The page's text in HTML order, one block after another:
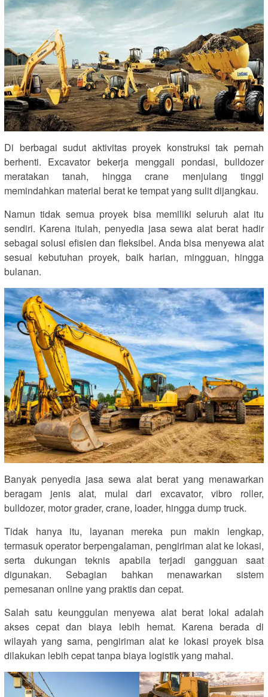
Di berbagai sudut aktivitas proyek konstruksi tak pernah
berhenti. Excavator bekerja menggali pondasi, bulldozer
meratakan tanah, hingga crane menjulang tinggi
memindahkan material berat ke tempat yang sulit dijangkau.
Namun tidak semua proyek bisa memiliki seluruh alat itu
sendiri. Karena itulah, penyedia jasa sewa alat berat hadir
sebagai solusi efisien dan fleksibel. Anda bisa menyewa alat
sesuai kebutuhan proyek, baik harian, mingguan, hingga
bulanan.
Banyak penyedia jasa sewa alat berat yang menawarkan
beragam jenis alat, mulai dari excavator, vibro roller,
bulldozer, motor grader, crane, loader, hingga dump truck.
Tidak hanya itu, layanan mereka pun makin lengkap,
termasuk operator berpengalaman, pengiriman alat ke lokasi,
serta dukungan teknis apabila terjadi gangguan saat
digunakan. Sebagian bahkan menawarkan sistem
pemesanan online yang praktis dan cepat.
Salah satu keunggulan menyewa alat berat lokal adalah
akses cepat dan biaya lebih hemat. Karena berada di
wilayah yang sama, pengiriman alat ke lokasi proyek bisa
dilakukan lebih cepat tanpa biaya logistik yang mahal.